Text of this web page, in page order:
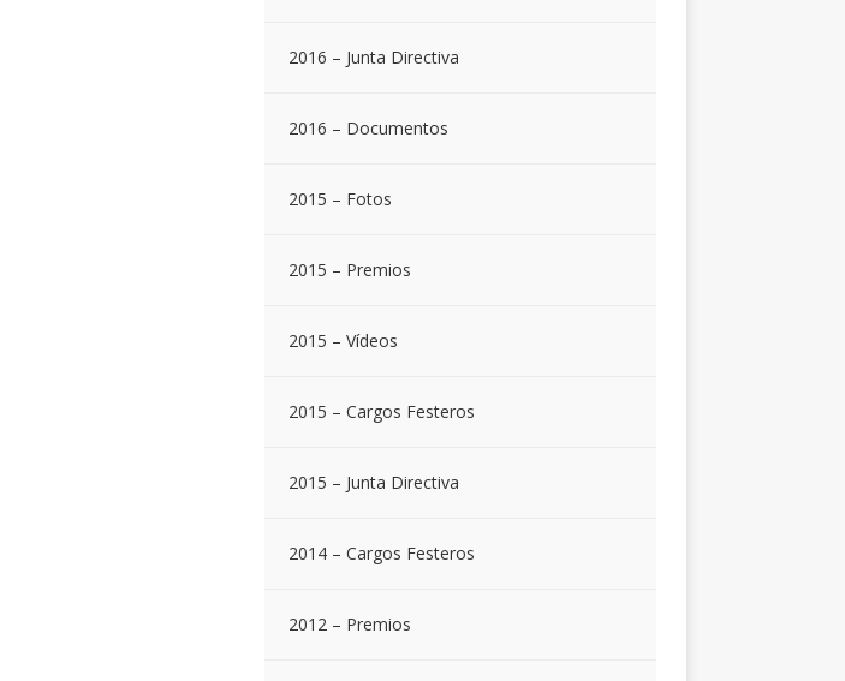
2016 – Junta Directiva
2016 – Documentos
2015 – Fotos
2015 – Premios
2015 – Vídeos
2015 – Cargos Festeros
2015 – Junta Directiva
2014 – Cargos Festeros
2012 – Premios